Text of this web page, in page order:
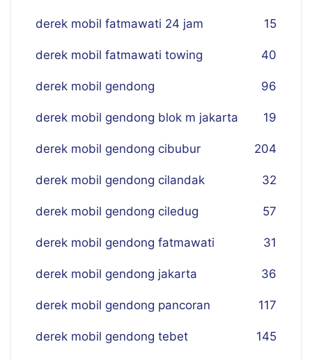
derek mobil fatmawati 24 jam 15
derek mobil fatmawati towing 40
derek mobil gendong 96
derek mobil gendong blok m jakarta 19
derek mobil gendong cibubur 204
derek mobil gendong cilandak 32
derek mobil gendong ciledug 57
derek mobil gendong fatmawati 31
derek mobil gendong jakarta 36
derek mobil gendong pancoran 117
derek mobil gendong tebet 145